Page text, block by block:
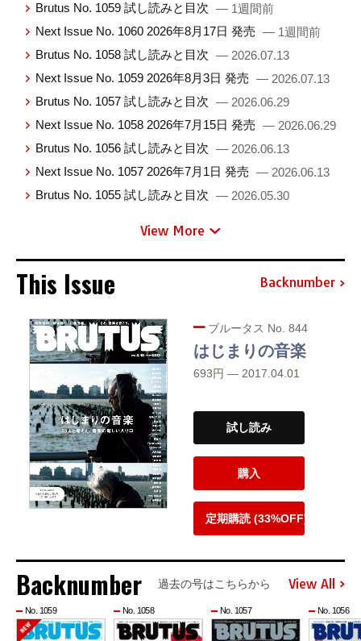
Brutus No. 1059 試し読みと目次 — 1週間前
Next Issue No. 1060 2026年8月17日 発売 — 1週間前
Brutus No. 1058 試し読みと目次 — 2026.07.13
Next Issue No. 1059 2026年8月3日 発売 — 2026.07.13
Brutus No. 1057 試し読みと目次 — 2026.06.29
Next Issue No. 1058 2026年7月15日 発売 — 2026.06.29
Brutus No. 1056 試し読みと目次 — 2026.06.13
Next Issue No. 1057 2026年7月1日 発売 — 2026.06.13
Brutus No. 1055 試し読みと目次 — 2026.05.30
View More
This Issue Backnumber
ブルータス No. 844
はじまりの音楽
693円 — 2017.04.01
試し読み
購入
定期購読 (33%OFF)
Backnumber 過去の号はこちらから View All
No. 1059 No. 1058 No. 1057 No. 1056